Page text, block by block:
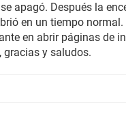
apagó. Después la
en un tiempo normal.
en abrir páginas de
gracias y saludos.